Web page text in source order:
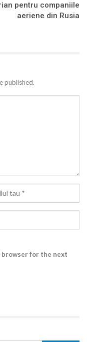
pentru companiile
aeriene din Rusia
published.
browser for the next